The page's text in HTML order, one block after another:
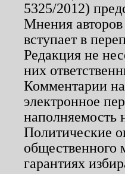
5325/2012)
Мнения авторов
вступает в
Редакция не
них
Комментарии
электронное
наполняемость
Политические
общественного
гарантиях